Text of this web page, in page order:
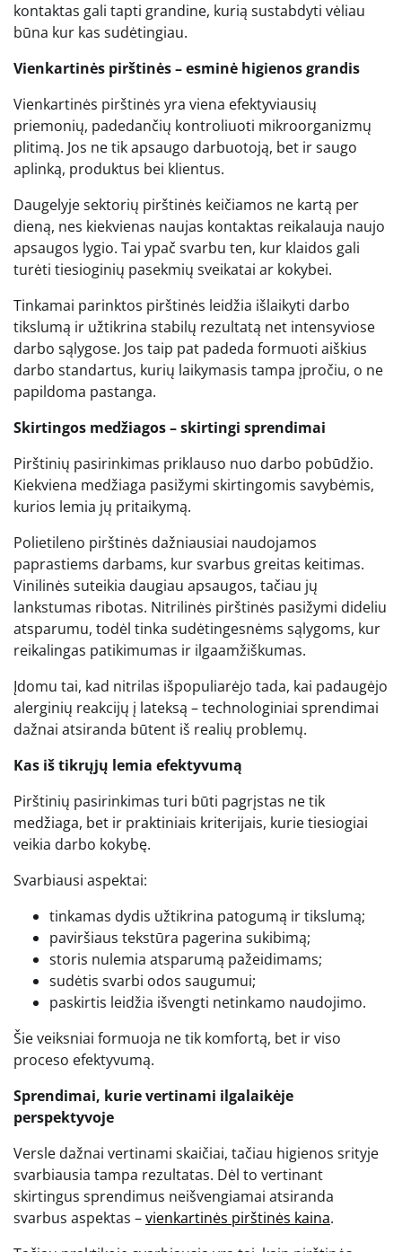
kontaktas gali tapti grandine, kurią sustabdyti vėliau
būna kur kas sudėtingiau.
Vienkartinės pirštinės – esminė higienos grandis
Vienkartinės pirštinės yra viena efektyviausių
priemonių, padedančių kontroliuoti mikroorganizmų
plitimą. Jos ne tik apsaugo darbuotoją, bet ir saugo
aplinką, produktus bei klientus.
Daugelyje sektorių pirštinės keičiamos ne kartą per
dieną, nes kiekvienas naujas kontaktas reikalauja naujo
apsaugos lygio. Tai ypač svarbu ten, kur klaidos gali
turėti tiesioginių pasekmių sveikatai ar kokybei.
Tinkamai parinktos pirštinės leidžia išlaikyti darbo
tikslumą ir užtikrina stabilų rezultatą net intensyviose
darbo sąlygose. Jos taip pat padeda formuoti aiškius
darbo standartus, kurių laikymasis tampa įpročiu, o ne
papildoma pastanga.
Skirtingos medžiagos – skirtingi sprendimai
Pirštinių pasirinkimas priklauso nuo darbo pobūdžio.
Kiekviena medžiaga pasižymi skirtingomis savybėmis,
kurios lemia jų pritaikymą.
Polietileno pirštinės dažniausiai naudojamos
paprastiems darbams, kur svarbus greitas keitimas.
Vinilinės suteikia daugiau apsaugos, tačiau jų
lankstumas ribotas. Nitrilinės pirštinės pasižymi dideliu
atsparumu, todėl tinka sudėtingesnėms sąlygoms, kur
reikalingas patikimumas ir ilgaamžiškumas.
Įdomu tai, kad nitrilas išpopuliarėjo tada, kai padaugėjo
alerginių reakcijų į lateksą – technologiniai sprendimai
dažnai atsiranda būtent iš realių problemų.
Kas iš tikrųjų lemia efektyvumą
Pirštinių pasirinkimas turi būti pagrįstas ne tik
medžiaga, bet ir praktiniais kriterijais, kurie tiesiogiai
veikia darbo kokybę.
Svarbiausi aspektai:
tinkamas dydis užtikrina patogumą ir tikslumą;
paviršiaus tekstūra pagerina sukibimą;
storis nulemia atsparumą pažeidimams;
sudėtis svarbi odos saugumui;
paskirtis leidžia išvengti netinkamo naudojimo.
Šie veiksniai formuoja ne tik komfortą, bet ir viso
proceso efektyvumą.
Sprendimai, kurie vertinami ilgalaikėje
perspektyvoje
Versle dažnai vertinami skaičiai, tačiau higienos srityje
svarbiausia tampa rezultatas. Dėl to vertinant
skirtingus sprendimus neišvengiamai atsiranda
svarbus aspektas –vienkartinės pirštinės kaina.